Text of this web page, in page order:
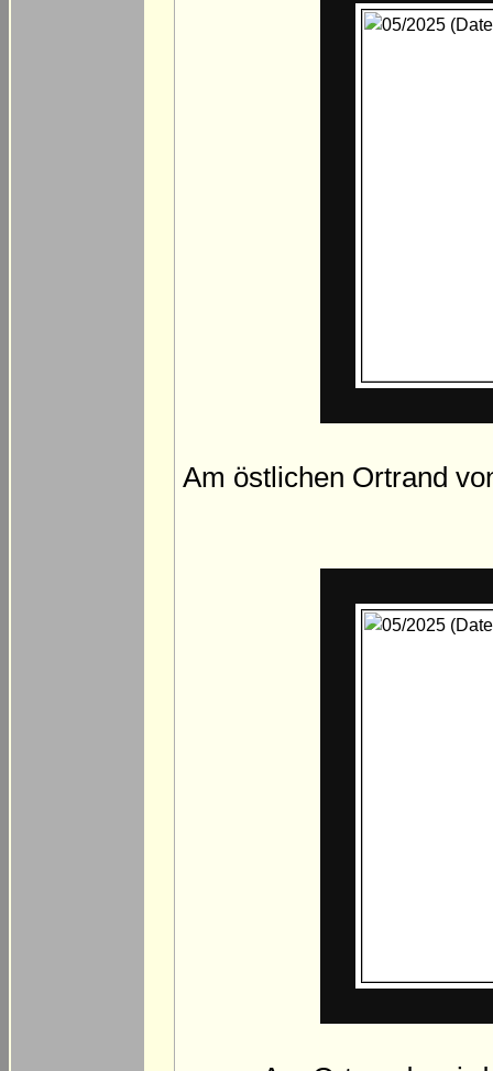
Am östlichen Ortrand